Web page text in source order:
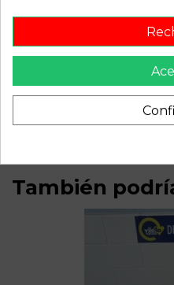
Descripción
12.06 xs | 06.98 - 12.06
También